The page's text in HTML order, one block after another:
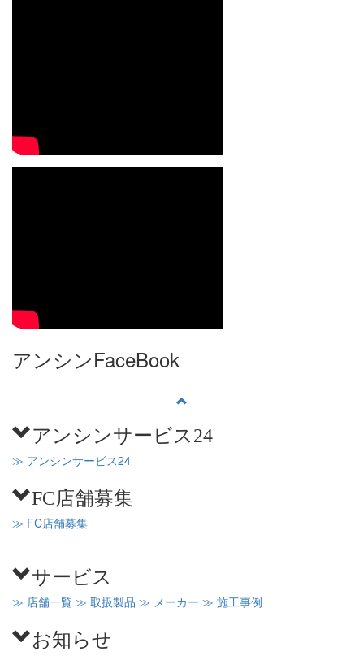
アンシンFaceBook
アンシンサービス24
≫ アンシンサービス24
FC店舗募集
≫ FC店舗募集
サービス
≫ 店舗一覧 ≫ 取扱製品 ≫ メーカー ≫ 施工事例
お知らせ